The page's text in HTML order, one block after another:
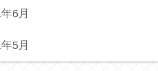
6月
5月